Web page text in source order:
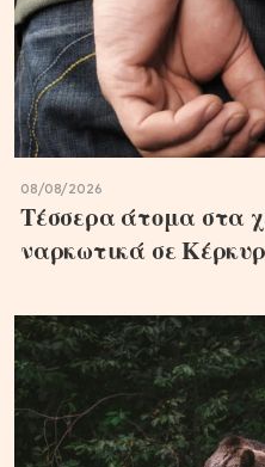
08/08/2026
Τέσσερα άτομα στα
ναρκωτικά σε